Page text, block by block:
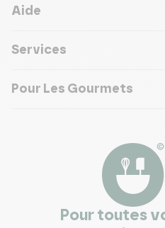
Aide
Services
Pour Les Gourmets
Pour toutes